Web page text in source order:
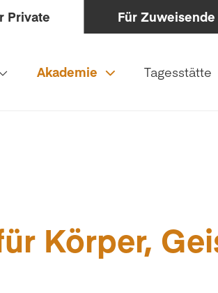
Private Für Zuweisende
Akademie Tagesstätte
Körper,